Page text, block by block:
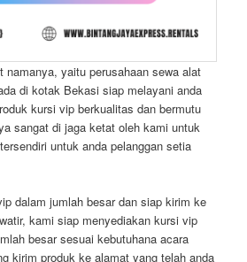
namanya, yaitu perusahaan sewa alat
di kotak Bekasi siap melayani anda
kursi vip berkualitas dan bermutu
sangat di jaga ketat oleh kami untuk
untuk anda pelanggan setia
dalam jumlah besar dan siap kirim ke
kami siap menyediakan kursi vip
besar sesuai kebutuhana acara
kirim produk ke alamat yang telah anda